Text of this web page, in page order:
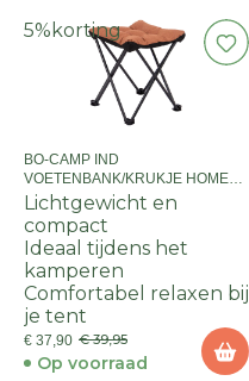
5% korting
BO-CAMP IND
VOETENBANK/KRUKJE HOMER
CLAY
Lichtgewicht en
compact
Ideaal tijdens het
kamperen
Comfortabel relaxen bij
je tent
€ 37,90 € 39,95
Op voorraad